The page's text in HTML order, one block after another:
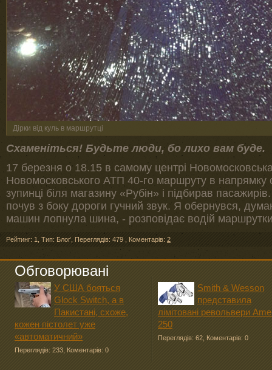
Дірки від куль в маршрутці
Схаменіться! Будьте люди, бо лихо вам буде.
17 березня о 18.15 в самому центрі
Новомосковського АТП 40-го маршруту в напрямку
зупинці біля магазину «Рубін» і підбирав
почув з боку дороги гучний звук. Я обернувся,
машин лопнула шина, - розповідає водій
Рейтинг: 1 Тип: Блоґ Переглядів: 479 Коментарів: 2
Обговорювані
У США бояться
Glock Switch, а в
Пакистані, схоже,
кожен пістолет уже
«автоматичний»
Переглядів: 233 Коментарів: 0
Smith & Wesson
представила
лімітовані револьвери
250
Переглядів: 62 Коментарів: 0